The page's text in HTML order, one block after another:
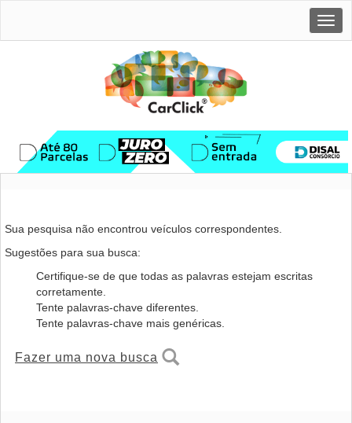
Sua pesquisa não encontrou veículos correspondentes.
Sugestões para sua busca:
Certifique-se de que todas as palavras estejam escritas
corretamente.
Tente palavras-chave diferentes.
Tente palavras-chave mais genéricas.
Fazer uma nova busca